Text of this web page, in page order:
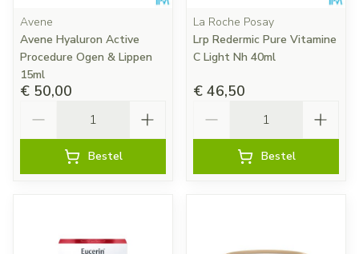
Avene
Avene Hyaluron Active
Procedure Ogen & Lippen
15ml
€ 50,00
Bestel
La Roche Posay
Lrp Redermic Pure Vitamine
C Light Nh 40ml
€ 46,50
Bestel